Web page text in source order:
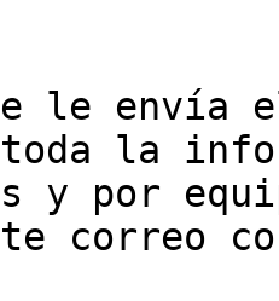
le envía
la
y por
correo